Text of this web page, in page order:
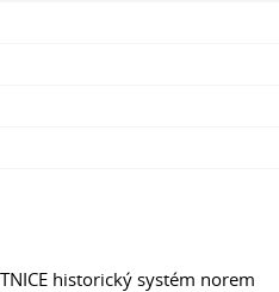
historický systém norem